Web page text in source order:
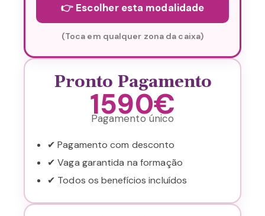
👉 Escolher esta modalidade
(Toca em qualquer zona da caixa)
Pronto Pagamento
1590€
Pagamento único
✔ Pagamento com desconto
✔ Vaga garantida na formação
✔ Todos os benefícios incluídos